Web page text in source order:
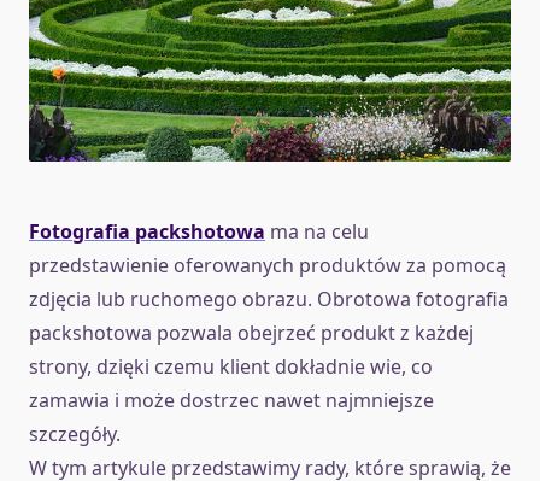
Fotografia packshotowa ma na celu
przedstawienie oferowanych produktów za pomocą
zdjęcia lub ruchomego obrazu. Obrotowa fotografia
packshotowa pozwala obejrzeć produkt z każdej
strony, dzięki czemu klient dokładnie wie, co
zamawia i może dostrzec nawet najmniejsze
szczegóły.
W tym artykule przedstawimy rady, które sprawią, że